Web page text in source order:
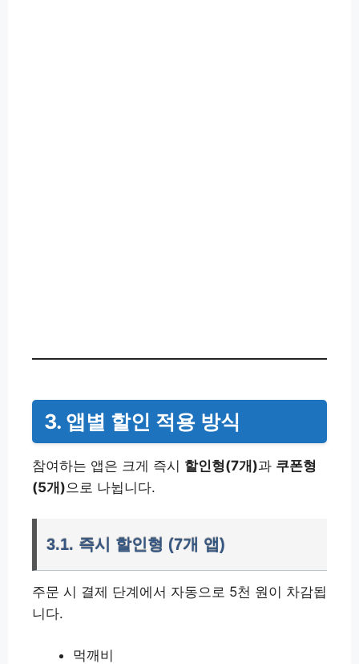
3. 앱별 할인 적용 방식
참여하는 앱은 크게 즉시 할인형(7개)과 쿠폰형
(5개)으로 나뉩니다.
3.1. 즉시 할인형 (7개 앱)
주문 시 결제 단계에서 자동으로 5천 원이 차감됩
니다.
먹깨비